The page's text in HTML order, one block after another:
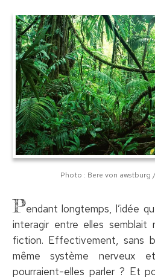
Photo : Bere von awstburg
Pendant longtemps, l’idée
interagir entre elles semblait
fiction. Effectivement, sans
même système nerveux
pourraient-elles parler ? Et